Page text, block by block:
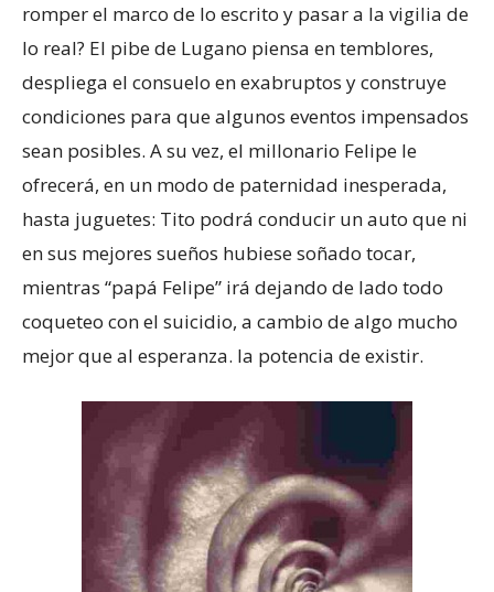
romper el marco de lo escrito y pasar a la vigilia de
lo real? El pibe de Lugano piensa en temblores,
despliega el consuelo en exabruptos y construye
condiciones para que algunos eventos impensados
sean posibles. A su vez, el millonario Felipe le
ofrecerá, en un modo de paternidad inesperada,
hasta juguetes: Tito podrá conducir un auto que ni
en sus mejores sueños hubiese soñado tocar,
mientras “papá Felipe” irá dejando de lado todo
coqueteo con el suicidio, a cambio de algo mucho
mejor que al esperanza. la potencia de existir.